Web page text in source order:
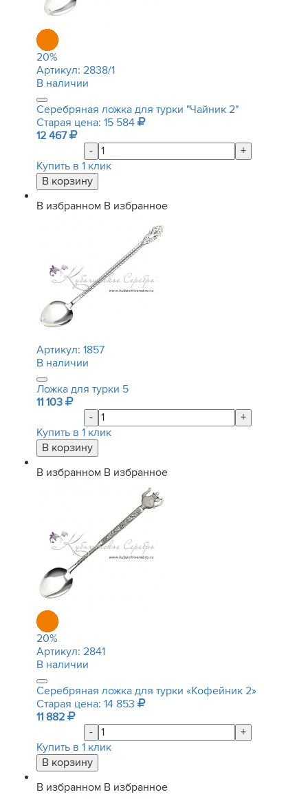
20%
Артикул: 2838/1
В наличии
Серебряная ложка для турки "Чайник 2"
Старая цена: 15 584
12 467
-
+
Купить в 1 клик
В избранном В избранное
Артикул: 1857
В наличии
Ложка для турки 5
11 103
-
+
Купить в 1 клик
В избранном В избранное
20%
Артикул: 2841
В наличии
Серебряная ложка для турки «Кофейник 2»
Старая цена: 14 853
11 882
-
+
Купить в 1 клик
В избранном В избранное